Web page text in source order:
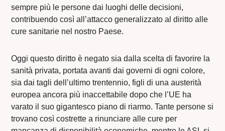
sempre più le persone dai luoghi delle decisioni,
contribuendo così all’attacco generalizzato al diritto alle
cure sanitarie nel nostro Paese.
Oggi questo diritto è negato sia dalla scelta di favorire la
sanità privata, portata avanti dai governi di ogni colore,
sia dai tagli dell’ultimo trentennio, figli di una austerità
europea ancora più inaccettabile dopo che l’UE ha
varato il suo gigantesco piano di riarmo. Tante persone si
trovano così costrette a rinunciare alle cure per